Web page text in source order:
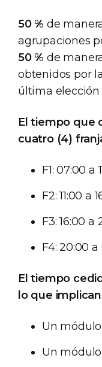
50 % de
agrupaciones
50 % de
obtenidos por
última elección
El tiempo que
cuatro (4)
F1: 07:00 a
F2: 11:00 a
F3: 16:00 a
F4: 20:00 a
El tiempo
lo que implican:
Un módulo
Un